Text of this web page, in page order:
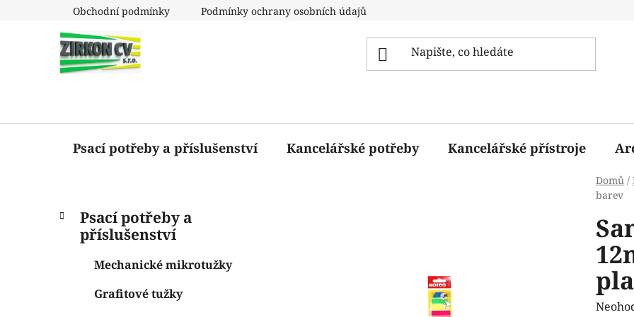
Obchodní podmínky Podmínky ochrany osobních údajů
Psací potřeby a příslušenství Kancelářské potřeby Kancelářské přístroje
Domů /
barev
P
Přeskočit
kategorie
K
a
Psací potřeby a
příslušenství
Mechanické mikrotužky
Grafitové tužky